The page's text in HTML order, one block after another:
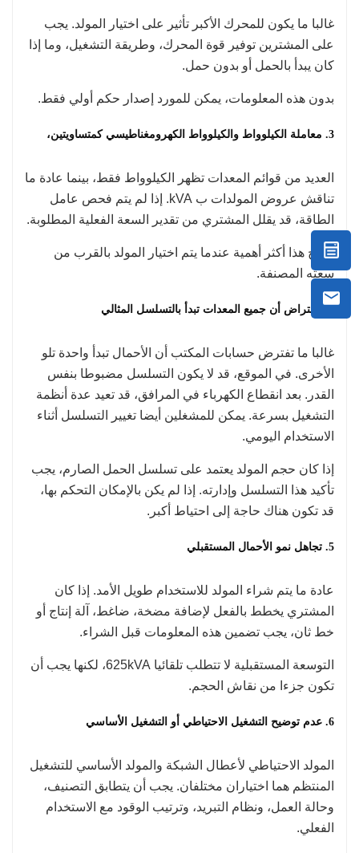
غالبا ما يكون للمحرك الأكبر تأثير على اختيار المولد. يجب
على المشترين توفير قوة المحرك، وطريقة التشغيل، وما إذا
كان يبدأ بالحمل أو بدون حمل.
بدون هذه المعلومات، يمكن للمورد إصدار حكم أولي فقط.
3. معاملة الكيلوواط والكيلوواط الكهرومغناطيسي كمتساويتين،
العديد من قوائم المعدات تظهر الكيلوواط فقط، بينما عادة ما
تناقش عروض المولدات ب kVA. إذا لم يتم فحص عامل
الطاقة، قد يقلل المشتري من تقدير السعة الفعلية المطلوبة.
يصبح هذا أكثر أهمية عندما يتم اختيار المولد بالقرب من
سعته المصنفة.
غالبا ما تفترض حسابات المكتب أن الأحمال تبدأ واحدة تلو
الأخرى. في الموقع، قد لا يكون التسلسل مضبوطا بنفس
القدر. بعد انقطاع الكهرباء في المرافق، قد تعيد عدة أنظمة
التشغيل بسرعة. يمكن للمشغلين أيضا تغيير التسلسل أثناء
الاستخدام اليومي.
إذا كان حجم المولد يعتمد على تسلسل الحمل الصارم، يجب
تأكيد هذا التسلسل وإدارته. إذا لم يكن بالإمكان التحكم بها،
قد تكون هناك حاجة إلى احتياط أكبر.
5. تجاهل نمو الأحمال المستقبلي
عادة ما يتم شراء المولد للاستخدام طويل الأمد. إذا كان
المشتري يخطط بالفعل لإضافة مضخة، ضاغط، آلة إنتاج أو
خط ثان، يجب تضمين هذه المعلومات قبل الشراء.
التوسعة المستقبلية لا تتطلب تلقائيا 625kVA، لكنها يجب أن
تكون جزءا من نقاش الحجم.
6. عدم توضيح التشغيل الاحتياطي أو التشغيل الأساسي
المولد الاحتياطي لأعطال الشبكة والمولد الأساسي للتشغيل
المنتظم هما اختياران مختلفان. يجب أن يتطابق التصنيف،
وحالة العمل، ونظام التبريد، وترتيب الوقود مع الاستخدام
الفعلي.